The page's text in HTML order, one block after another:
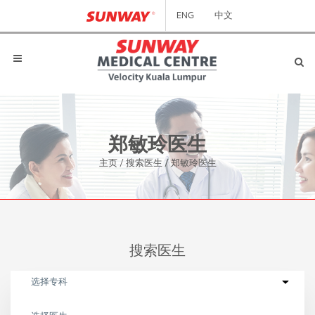
ENG 中文
郑敏玲医生
主页 / 搜索医生 / 郑敏玲医生
搜索医生